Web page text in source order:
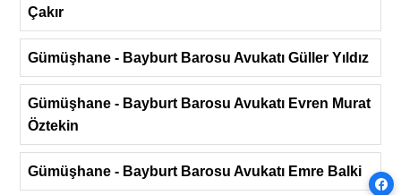
Çakır
Gümüşhane - Bayburt Barosu Avukatı Güller Yıldız
Gümüşhane - Bayburt Barosu Avukatı Evren Murat
Öztekin
Gümüşhane - Bayburt Barosu Avukatı Emre Balki